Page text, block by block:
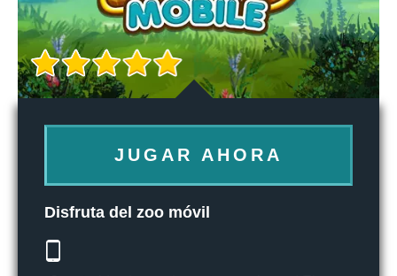
JUGAR AHORA
Disfruta del zoo móvil